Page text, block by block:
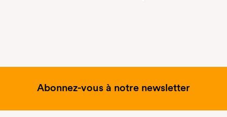
Abonnez-vous à notre newsletter